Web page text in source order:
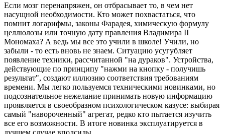
Если мозг перенапряжен, он отбрасывает то, в чем нет
насущной необходимости. Кто может похвастаться, что
помнит логарифмы, законы Фарадея, химическую формулу
целлюлозы или точную дату правления Владимира II
Мономаха? А ведь мы все это учили в школе! Учили, но
забыли - то есть вновь не знаем. Ситуацию усугубляет
появление техники, рассчитанной "на дураков". Устройства,
действующие по принципу "нажми на кнопку - получишь
результат", создают иллюзию соответствия требованиям
времени. Мы легко пользуемся техническими новинками, но
подсознательное нежелание принимать новую информацию
проявляется в своеобразном психологическом казусе: выбирая
самый "навороченный" агрегат, редко кто пытается изучить
все его возможности. В итоге новинка эксплуатируется в
лучшем случае вполсилы...